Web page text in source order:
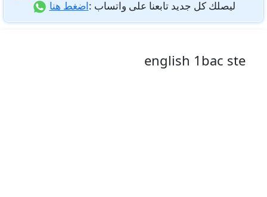
ليصلك كل جديد تابعنا على واتساب :اضغط هنا
english 1bac ste